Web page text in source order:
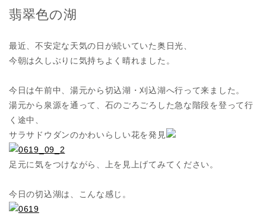
翡翠色の湖
最近、不安定な天気の日が続いていた奥日光、
今朝は久しぶりに気持ちよく晴れました。
今日は午前中、湯元から切込湖・刈込湖へ行って来ました。
湯元から泉源を通って、石のごろごろした急な階段を登って行
く途中、
サラサドウダンのかわいらしい花を発見
足元に気をつけながら、上を見上げてみてください。
今日の切込湖は、こんな感じ。